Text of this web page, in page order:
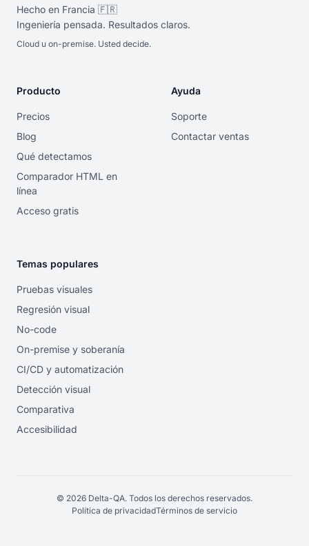
Hecho en Francia 🇫🇷
Ingeniería pensada. Resultados claros.
Cloud u on-premise. Usted decide.
Producto
Precios
Blog
Qué detectamos
Comparador HTML en
línea
Acceso gratis
Ayuda
Soporte
Contactar ventas
Temas populares
Pruebas visuales
Regresión visual
No-code
On-premise y soberanía
CI/CD y automatización
Detección visual
Comparativa
Accesibilidad
© 2026 Delta-QA. Todos los derechos reservados.
Política de privacidadTérminos de servicio